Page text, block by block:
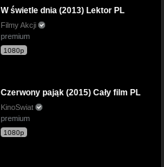
W świetle dnia (2013) Lektor PL
Filmy Akcji
premium
1080p
Czerwony pająk (2015) Cały film PL
KinoSwiat
premium
1080p